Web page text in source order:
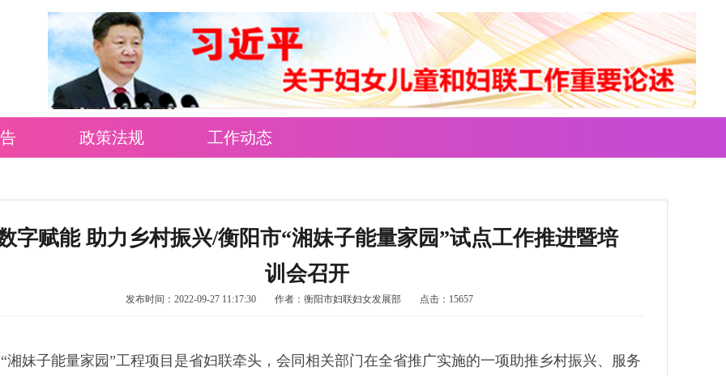
政策法规 工作动态
字赋能 助力乡村振兴/衡阳市“湘妹子能量家园”试点工作推进暨培
训会召开
发布时间：2022-09-27 11:17:30 作者：衡阳市妇联妇女发展部 点击：15657
“湘妹子能量家园”工程项目是省妇联牵头，会同相关部门在全省推广实施的一项助推乡村振兴、服务